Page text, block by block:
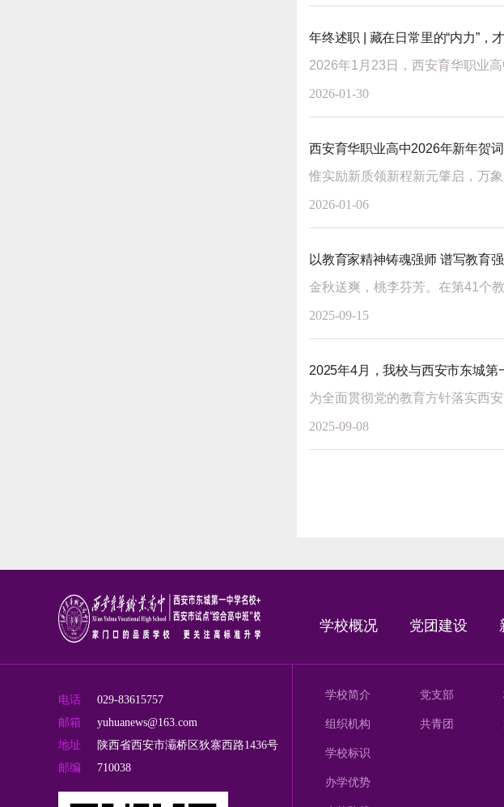
年终述职 | 藏在日常里的“内力”，
2026-01-30
西安育华职业高中2026年新年贺词
2026-01-06
以教育家精神铸魂强师 谱写教育
2025-09-15
2025年4月，我校与西安市东城第
2025-09-08
学校概况 党团建设
电话
029-83615757
邮箱
yuhuanews@163.com
地址
陕西省西安市灞桥区狄寨西路1436号
邮编
710038
学校简介
组织机构
学校标识
办学优势
党支部
共青团